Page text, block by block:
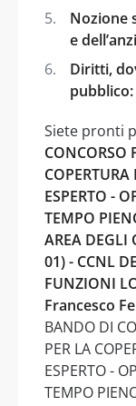
Nozione
e
Diritti,
pubblico:
Siete pronti
CONCORSO
ESPERTO -
TEMPO
AREA DEGLI
01) - CCNL
FUNZIONI
Francesco
BANDO DI
PER LA
ESPERTO -
TEMPO